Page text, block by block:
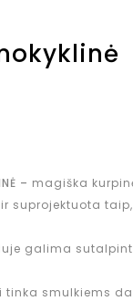
– magiška
ir suprojektuota
galima
tinka smulkiems